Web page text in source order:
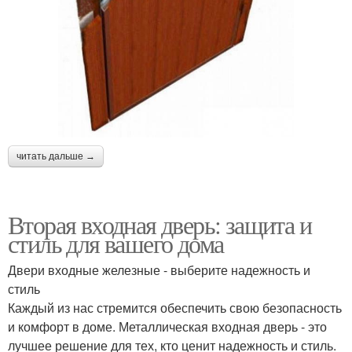
читать дальше →
Вторая входная дверь: защита и
стиль для вашего дома
Двери входные железные - выберите надежность и
стиль
Каждый из нас стремится обеспечить свою безопасность
и комфорт в доме. Металлическая входная дверь - это
лучшее решение для тех, кто ценит надежность и стиль.